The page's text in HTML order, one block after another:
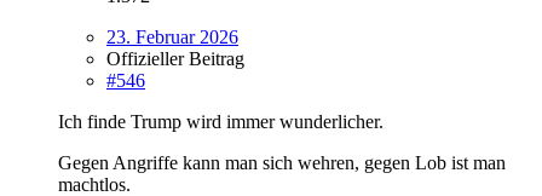
23. Februar 2026
Offizieller Beitrag
#546
Ich finde Trump wird immer wunderlicher.
Gegen Angriffe kann man sich wehren, gegen Lob ist man
machtlos.